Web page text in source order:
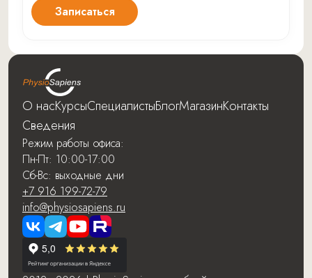
Записаться
О насКурсыСпециалистыБлогМагазинКонтакты
Сведения
Режим работы офиса:
Пн-Пт: 10:00-17:00
Сб-Вс: выходные дни
+7 916 199-72-79
info@physiosapiens.ru